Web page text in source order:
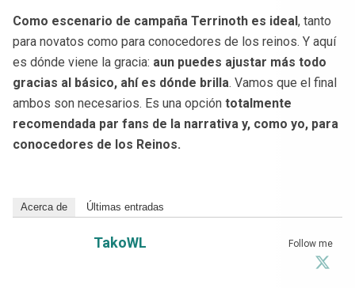
Como escenario de campaña Terrinoth es ideal, tanto
para novatos como para conocedores de los reinos. Y aquí
es dónde viene la gracia: aun puedes ajustar más todo
gracias al básico, ahí es dónde brilla. Vamos que el final
ambos son necesarios. Es una opción totalmente
recomendada par fans de la narrativa y, como yo, para
conocedores de los Reinos.
Acerca de Últimas entradas
Follow me
TakoWL